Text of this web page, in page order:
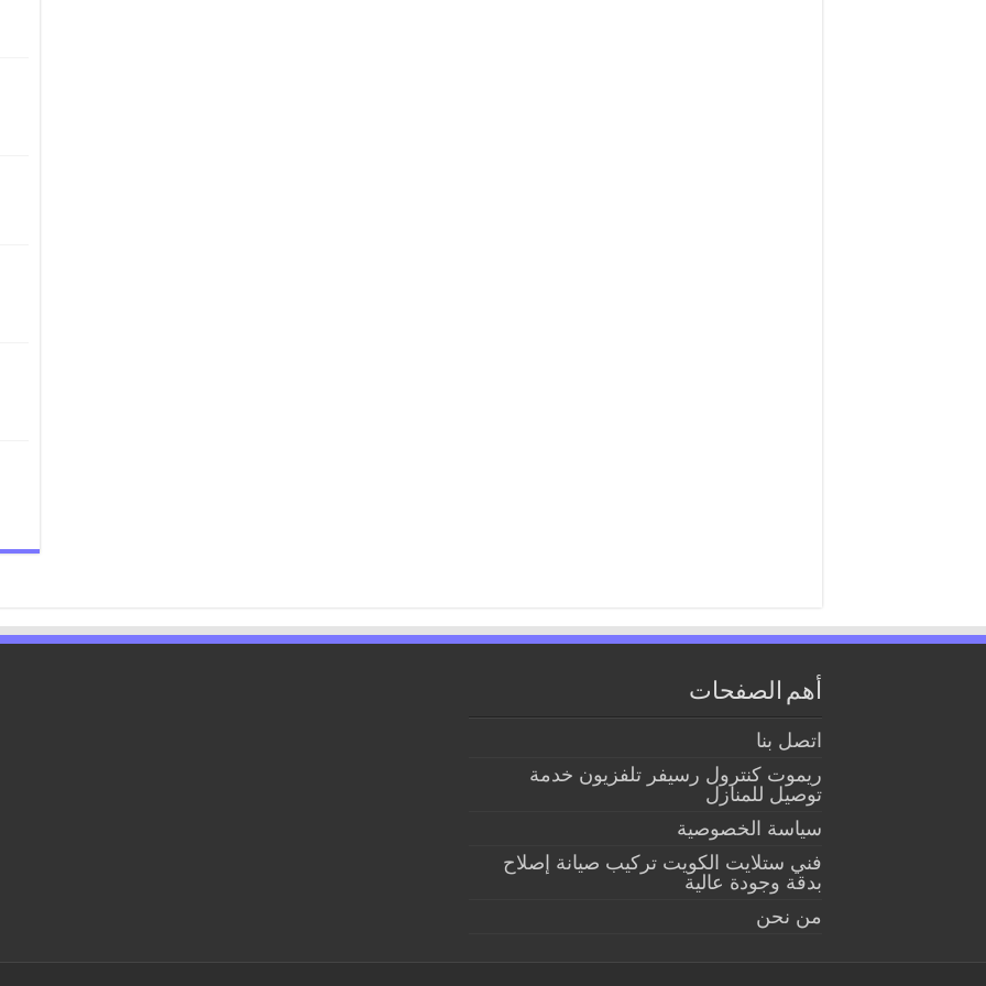
أهم الصفحات
اتصل بنا
ريموت كنترول رسيفر تلفزيون خدمة
توصيل للمنازل
سياسة الخصوصية
فني ستلايت الكويت تركيب صيانة إصلاح
بدقة وجودة عالية
من نحن